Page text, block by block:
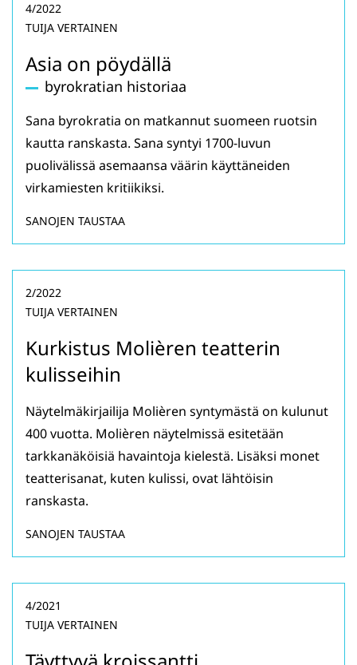
Asia on pöydällä
byrokratian historiaa
4/2022
TUIJA VERTAINEN
Sana byrokratia on matkannut suomeen ruotsin
kautta ranskasta. Sana syntyi 1700-luvun
puolivälissä asemaansa väärin käyttäneiden
virkamiesten kritiikiksi.
SANOJEN TAUSTAA
Kurkistus Molièren teatterin
kulisseihin
2/2022
TUIJA VERTAINEN
Näytelmäkirjailija Molièren syntymästä on kulunut
400 vuotta. Molièren näytelmissä esitetään
tarkkanäköisiä havaintoja kielestä. Lisäksi monet
teatterisanat, kuten kulissi, ovat lähtöisin
ranskasta.
SANOJEN TAUSTAA
4/2021
TUIJA VERTAINEN